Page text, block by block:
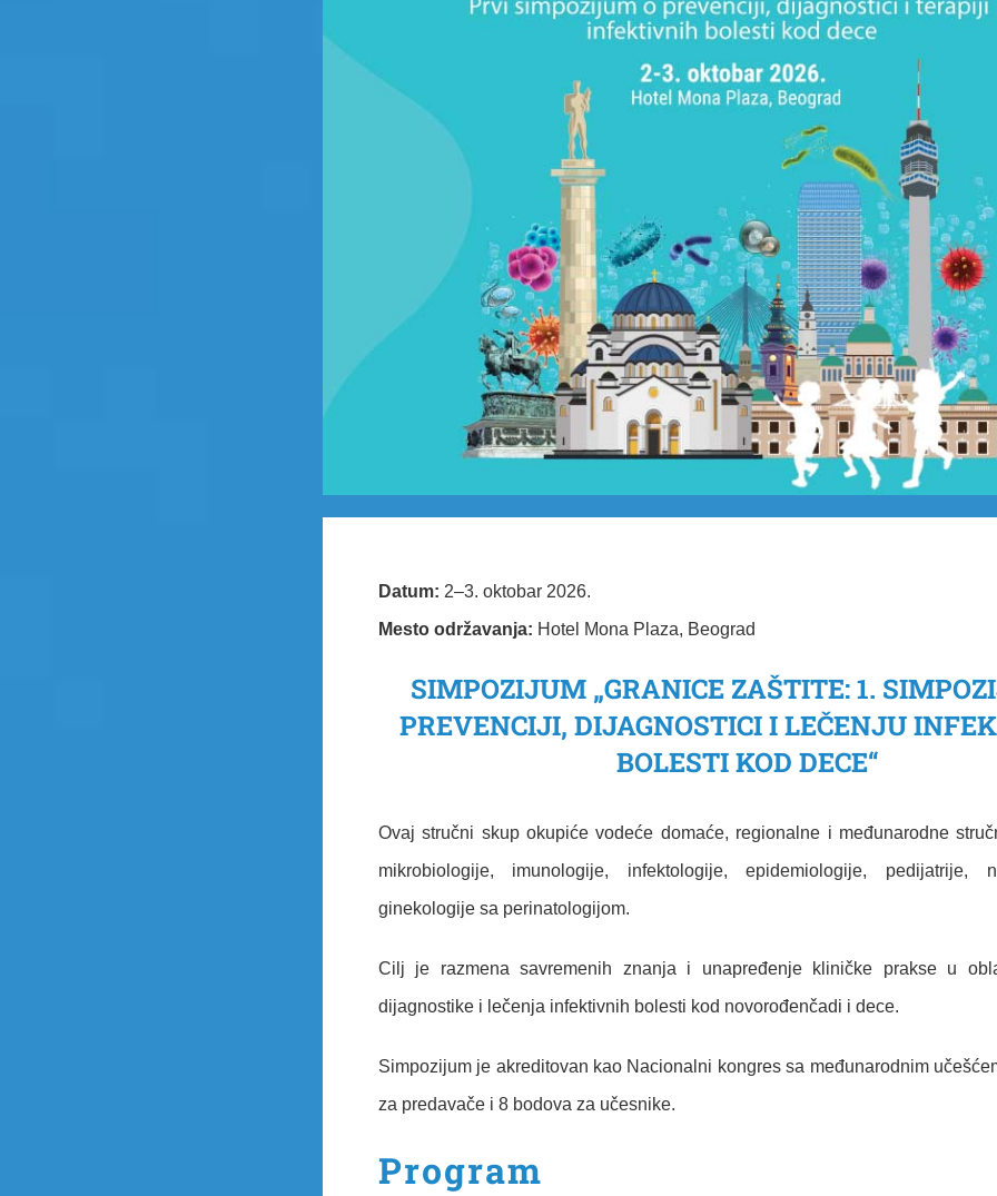
Datum: 2–3. oktobar 2026.
Mesto održavanja: Hotel Mona Plaza, Beograd
SIMPOZIJUM „GRANICE ZAŠTITE: 1.
PREVENCIJI, DIJAGNOSTICI I LEČENJU
BOLESTI KOD DECE“
Ovaj stručni skup okupiće vodeće domaće, regionalne i međunarodne
mikrobiologije, imunologije, infektologije, epidemiologije, pedijatrije,
ginekologije sa perinatologijom.
Cilj je razmena savremenih znanja i unapređenje kliničke prakse u
dijagnostike i lečenja infektivnih bolesti kod novorođenčadi i dece.
Simpozijum je akreditovan kao Nacionalni kongres sa međunarodnim
za predavače i 8 bodova za učesnike.
Program